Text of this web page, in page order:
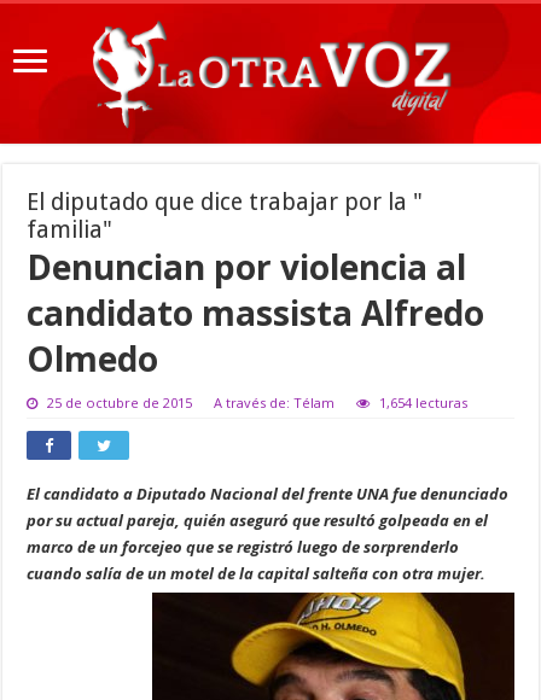
El diputado que dice trabajar por la "
familia"
Denuncian por violencia al
candidato massista Alfredo
Olmedo
25 de octubre de 2015 A través de: Télam 1,654 lecturas
El candidato a Diputado Nacional del frente UNA fue denunciado
por su actual pareja, quién aseguró que resultó golpeada en el
marco de un forcejeo que se registró luego de sorprenderlo
cuando salía de un motel de la capital salteña con otra mujer.